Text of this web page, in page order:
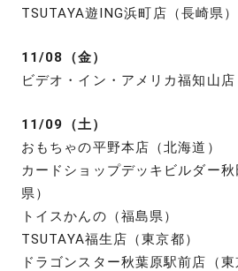
TSUTAYA遊ING浜町店（長崎県）
11/08（金）
ビデオ・イン・アメリカ福知山店
11/09（土）
おもちゃの平野本店（北海道）
カードショップデッキビルダー
県）
トイスかんの（福島県）
TSUTAYA福生店（東京都）
ドラゴンスター秋葉原駅前店（東